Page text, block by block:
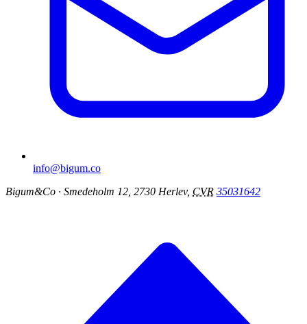
info@bigum.co
Bigum&Co · Smedeholm 12, 2730 Herlev, CVR 35031642